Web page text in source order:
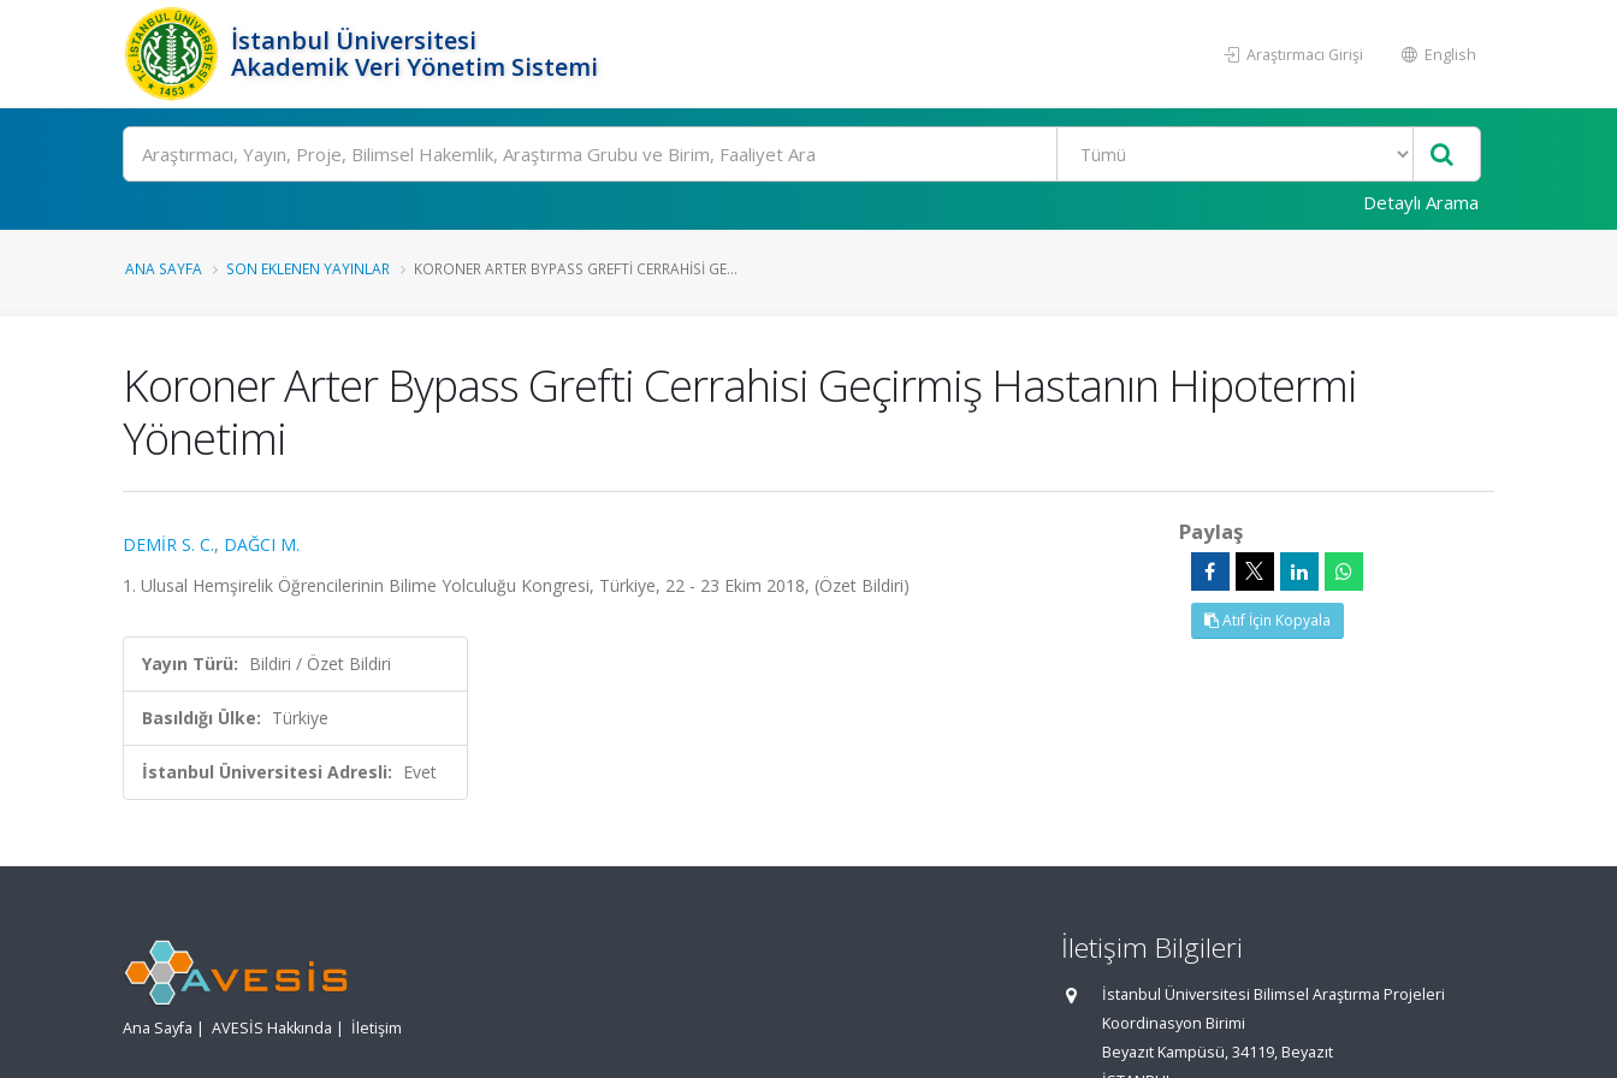
İstanbul Üniversitesi
Akademik Veri Yönetim Sistemi
Araştırmacı Girişi English
Ara
Detaylı Arama
ANA SAYFA SON EKLENEN YAYINLAR KORONER ARTER BYPASS GREFTI CERRAHISI GE...
Koroner Arter Bypass Grefti Cerrahisi Geçirmiş Hastanın Hipotermi
Yönetimi
DEMİR S. C., DAĞCI M.
1. Ulusal Hemşirelik Öğrencilerinin Bilime Yolculuğu Kongresi, Türkiye, 22 - 23 Ekim 2018, (Özet Bildiri)
Yayın Türü: Bildiri / Özet Bildiri
Basıldığı Ülke: Türkiye
İstanbul Üniversitesi Adresli: Evet
Paylaş
Atıf İçin Kopyala
Ana Sayfa | AVESİS Hakkında | İletişim
İletişim Bilgileri
İstanbul Üniversitesi Bilimsel Araştırma Projeleri
Koordinasyon Birimi
Beyazıt Kampüsü, 34119, Beyazıt